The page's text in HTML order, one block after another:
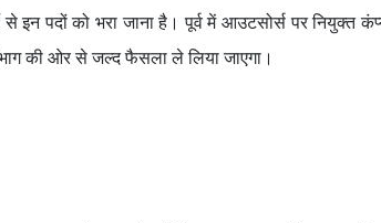
पदों को भरा जाना है। पूर्व में आउटसोर्स पर नियुक्त
की ओर से जल्द फैसला ले लिया जाएगा।